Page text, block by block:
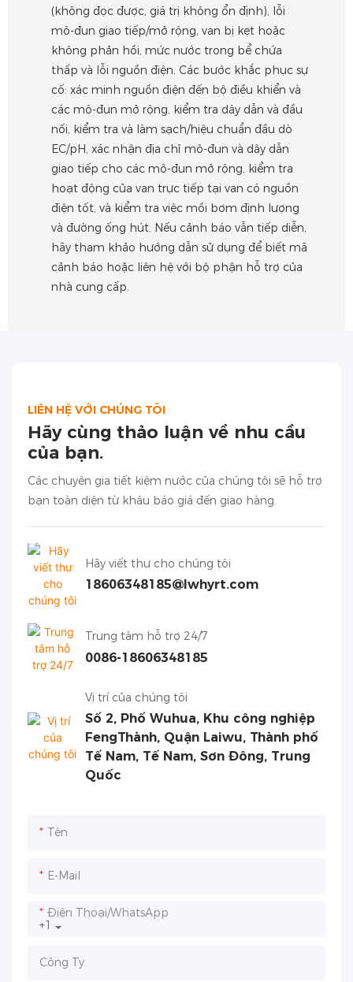
(không đọc được, giá trị không ổn định), lỗi
mô-đun giao tiếp/mở rộng, van bị kẹt hoặc
không phản hồi, mức nước trong bể chứa
thấp và lỗi nguồn điện. Các bước khắc phục sự
cố: xác minh nguồn điện đến bộ điều khiển và
các mô-đun mở rộng, kiểm tra dây dẫn và đầu
nối, kiểm tra và làm sạch/hiệu chuẩn đầu dò
EC/pH, xác nhận địa chỉ mô-đun và dây dẫn
giao tiếp cho các mô-đun mở rộng, kiểm tra
hoạt động của van trực tiếp tại van có nguồn
điện tốt, và kiểm tra việc mồi bơm định lượng
và đường ống hút. Nếu cảnh báo vẫn tiếp diễn,
hãy tham khảo hướng dẫn sử dụng để biết mã
cảnh báo hoặc liên hệ với bộ phận hỗ trợ của
nhà cung cấp.
LIÊN HỆ VỚI CHÚNG TÔI
Hãy cùng thảo luận về nhu cầu
của bạn.
Các chuyên gia tiết kiệm nước của chúng tôi sẽ hỗ trợ
bạn toàn diện từ khâu báo giá đến giao hàng.
Hãy viết thư cho chúng tôi
18606348185@lwhyrt.com
Trung tâm hỗ trợ 24/7
0086-18606348185
Vị trí của chúng tôi
Số 2, Phố Wuhua, Khu công nghiệp
FengThành, Quận Laiwu, Thành phố
Tế Nam, Tế Nam, Sơn Đông, Trung
Quốc
Tên
E-Mail
+1
Điện Thoại/WhatsApp
Công Ty